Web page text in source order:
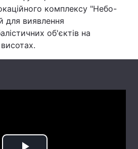
Туризм
Погода
Регіони
комплексу "Небо-
для виявлення
об'єктів на